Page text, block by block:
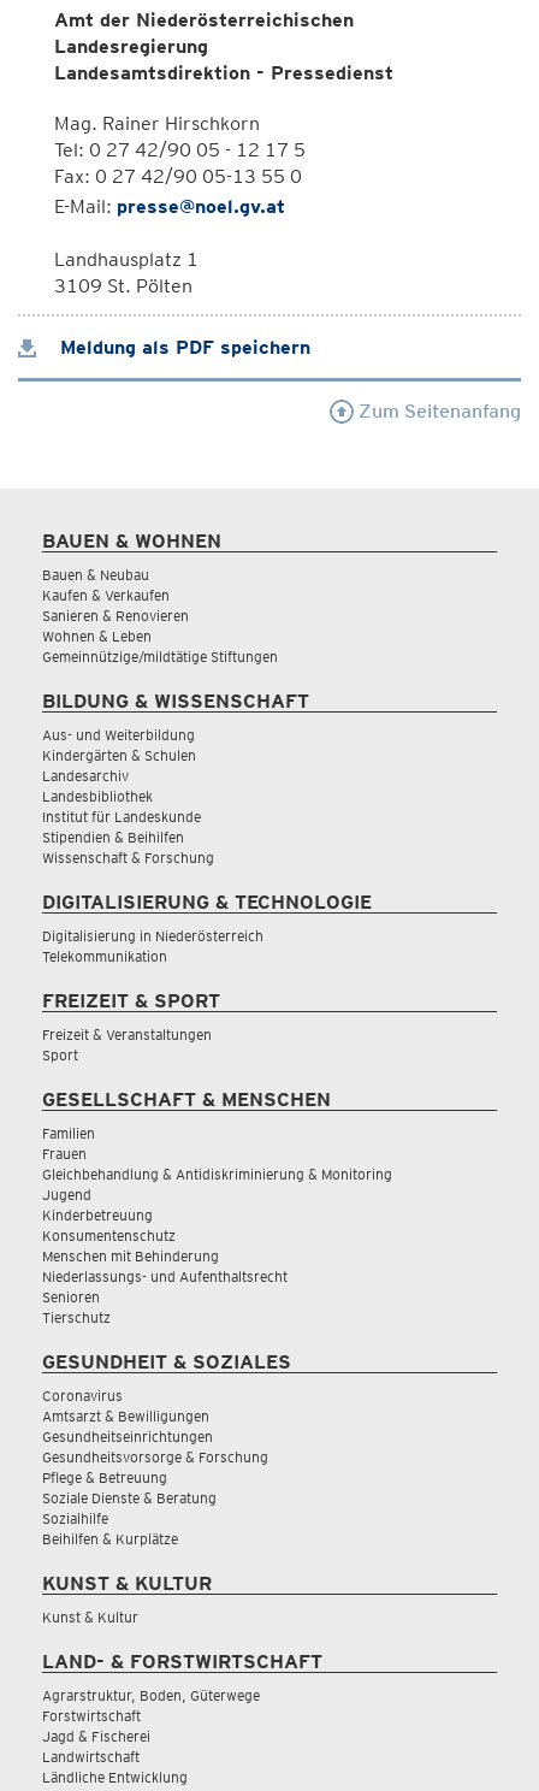
Amt der Niederösterreichischen
Landesregierung
Landesamtsdirektion - Pressedienst
Mag. Rainer Hirschkorn
Tel: 0 27 42/90 05 - 12 17 5
Fax: 0 27 42/90 05-13 55 0
E-Mail: presse@noel.gv.at
Landhausplatz 1
3109 St. Pölten
Meldung als PDF speichern
Zum Seitenanfang
BAUEN & WOHNEN
Bauen & Neubau
Kaufen & Verkaufen
Sanieren & Renovieren
Wohnen & Leben
Gemeinnützige/mildtätige Stiftungen
BILDUNG & WISSENSCHAFT
Aus- und Weiterbildung
Kindergärten & Schulen
Landesarchiv
Landesbibliothek
Institut für Landeskunde
Stipendien & Beihilfen
Wissenschaft & Forschung
DIGITALISIERUNG & TECHNOLOGIE
Digitalisierung in Niederösterreich
Telekommunikation
FREIZEIT & SPORT
Freizeit & Veranstaltungen
Sport
GESELLSCHAFT & MENSCHEN
Familien
Frauen
Gleichbehandlung & Antidiskriminierung & Monitoring
Jugend
Kinderbetreuung
Konsumentenschutz
Menschen mit Behinderung
Niederlassungs- und Aufenthaltsrecht
Senioren
Tierschutz
GESUNDHEIT & SOZIALES
Coronavirus
Amtsarzt & Bewilligungen
Gesundheitseinrichtungen
Gesundheitsvorsorge & Forschung
Pflege & Betreuung
Soziale Dienste & Beratung
Sozialhilfe
Beihilfen & Kurplätze
KUNST & KULTUR
Kunst & Kultur
LAND- & FORSTWIRTSCHAFT
Agrarstruktur, Boden, Güterwege
Forstwirtschaft
Jagd & Fischerei
Landwirtschaft
Ländliche Entwicklung